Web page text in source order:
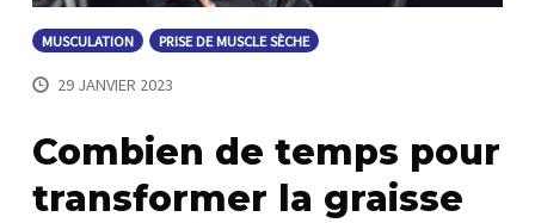
MUSCULATION PRISE DE MUSCLE SÈCHE
29 JANVIER 2023
Combien de temps pour
transformer la graisse